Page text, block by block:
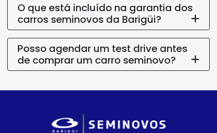
O que está incluído na garantia dos
carros seminovos da Barigüi?
Posso agendar um test drive antes
de comprar um carro seminovo?